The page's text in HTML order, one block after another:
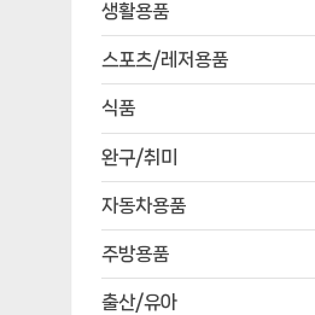
생활용품
스포츠/레저용품
식품
완구/취미
자동차용품
주방용품
출산/유아